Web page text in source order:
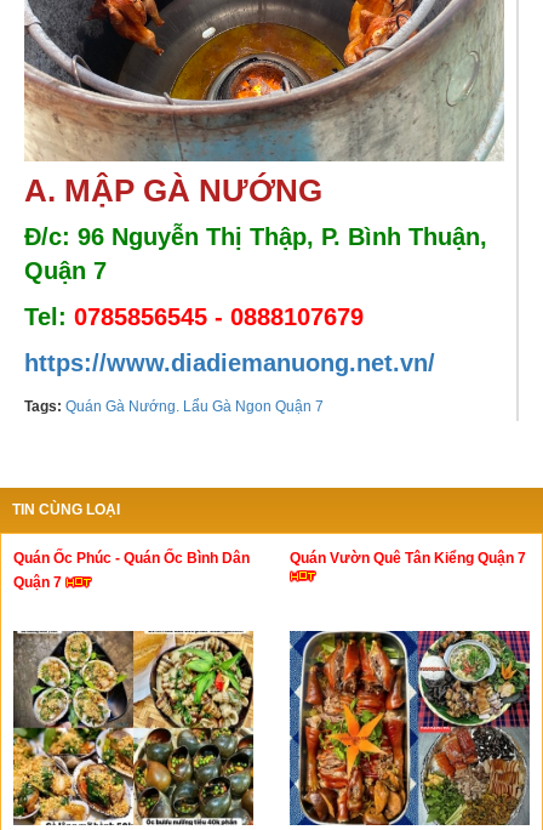
A. MẬP GÀ NƯỚNG
Đ/c: 96 Nguyễn Thị Thập, P. Bình Thuận,
Quận 7
Tel: 0785856545 - 0888107679
https://www.diadiemanuong.net.vn/
Tags: Quán Gà Nướng. Lẩu Gà Ngon Quận 7
TIN CÙNG LOẠI
Quán Ốc Phúc - Quán Ốc Bình Dân
Quận 7
Quán Vườn Quê Tân Kiểng Quận 7